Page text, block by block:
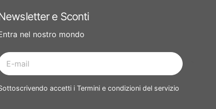
e Sconti
nel nostro mondo
accetti i Termini e condizioni del servizio